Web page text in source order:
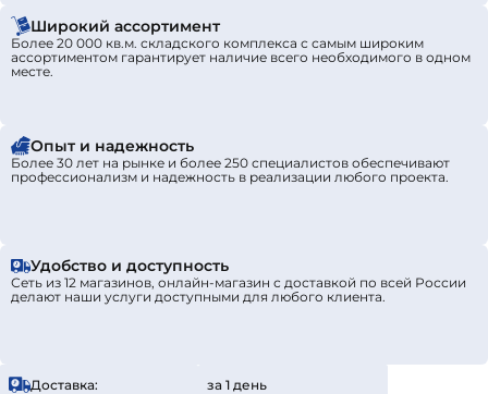
Широкий ассортимент
Более 20 000 кв.м. складского комплекса с самым широким
ассортиментом гарантирует наличие всего необходимого в одном
месте.
Опыт и надежность
Более 30 лет на рынке и более 250 специалистов обеспечивают
профессионализм и надежность в реализации любого проекта.
Удобство и доступность
Сеть из 12 магазинов, онлайн-магазин с доставкой по всей России
делают наши услуги доступными для любого клиента.
Доставка: за 1 день